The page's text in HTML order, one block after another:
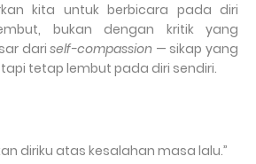
kita untuk berbicara pada diri
bukan dengan kritik yang
dariself-compassion — sikap yang
tetap lembut pada diri sendiri.
diriku atas kesalahan masa lalu.”